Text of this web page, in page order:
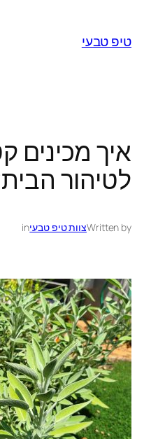
טיפ טבעי
איך מכינים
לטיהור
Written byצוות טיפ טבעיin